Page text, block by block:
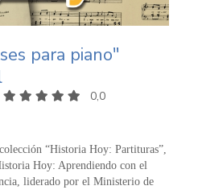
para piano"
0,0
“Historia Hoy: Partituras”,
Hoy: Aprendiendo con el
liderado por el Ministerio de